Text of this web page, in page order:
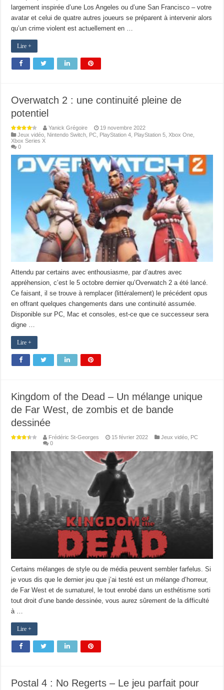
largement inspirée d’une Los Angeles ou d’une San Francisco – votre
avatar et celui de quatre autres joueurs se préparent à intervenir alors
qu’un crime violent est actuellement en …
Lire +
Overwatch 2 : une continuité pleine de
potentiel
Yanick Grégoire
19 novembre 2022
Jeux vidéo Nintendo Switch PC PlayStation 4 PlayStation 5 ,Xbox One
Xbox Series X
0
Attendu par certains avec enthousiasme, par d’autres avec
appréhension, c’est le 5 octobre dernier qu’Overwatch 2 a été lancé.
Ce faisant, il se trouve à remplacer (littéralement) le précédent opus
en offrant quelques changements dans une continuité assumée.
Disponible sur PC, Mac et consoles, est-ce que ce successeur sera
digne …
Lire +
Kingdom of the Dead – Un mélange unique
de Far West, de zombis et de bande
dessinée
Frédéric St-Georges 15 février 2022 Jeux vidéo, PC
0
Certains mélanges de style ou de média peuvent sembler farfelus. Si
je vous dis que le dernier jeu que j’ai testé est un mélange d’horreur,
de Far West et de surnaturel, le tout enrobé dans un esthétisme sorti
tout droit d’une bande dessinée, vous aurez sûrement de la difficulté
à …
Lire +
Postal 4 : No Regerts – Le jeu parfait pour